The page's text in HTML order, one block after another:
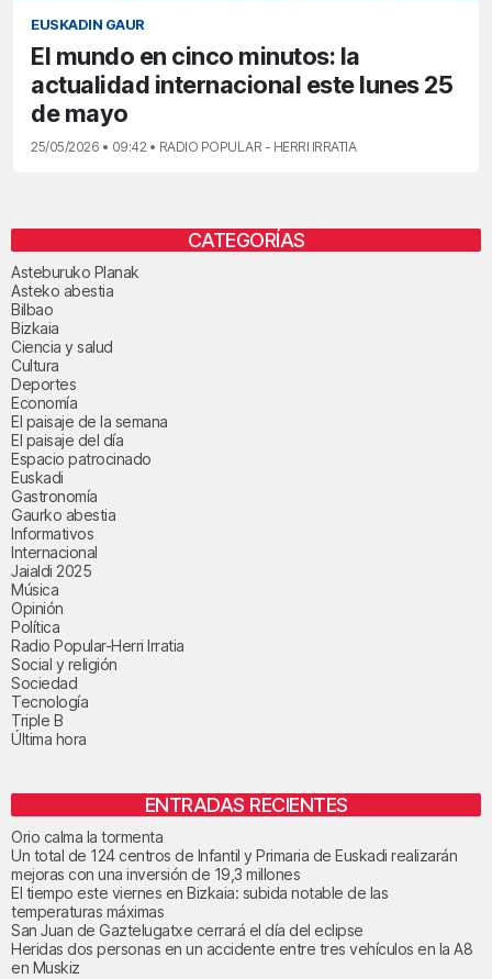
EUSKADIN GAUR
El mundo en cinco minutos: la
actualidad internacional este lunes 25
de mayo
25/05/2026 • 09:42 • RADIO POPULAR - HERRI IRRATIA
CATEGORÍAS
Asteburuko Planak
Asteko abestia
Bilbao
Bizkaia
Ciencia y salud
Cultura
Deportes
Economía
El paisaje de la semana
El paisaje del día
Espacio patrocinado
Euskadi
Gastronomía
Gaurko abestia
Informativos
Internacional
Jaialdi 2025
Música
Opinión
Política
Radio Popular-Herri Irratia
Social y religión
Sociedad
Tecnología
Triple B
Última hora
ENTRADAS RECIENTES
Orio calma la tormenta
Un total de 124 centros de Infantil y Primaria de Euskadi realizarán
mejoras con una inversión de 19,3 millones
El tiempo este viernes en Bizkaia: subida notable de las
temperaturas máximas
San Juan de Gaztelugatxe cerrará el día del eclipse
Heridas dos personas en un accidente entre tres vehículos en la A8
en Muskiz